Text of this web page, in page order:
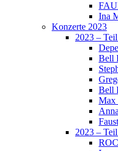
Ina
Konzerte 2023
2023 –
Bell
Bell
Max
2023 – Teil